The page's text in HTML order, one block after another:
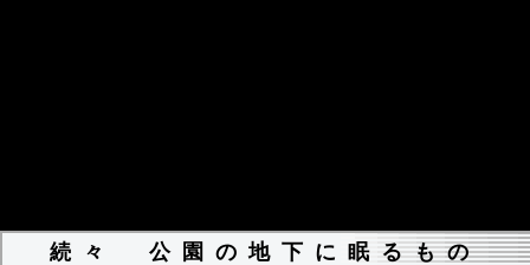
続々 公園の地下に眠るもの